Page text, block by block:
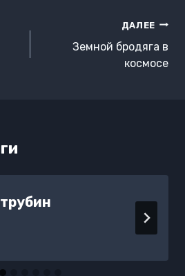
ДАЛЕЕ
Земной бродяга в
космосе